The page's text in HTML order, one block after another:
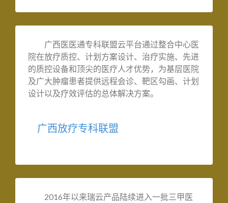
广西医医通专科联盟云平台通过整合中心医
院在放疗质控、计划方案设计、治疗实施、先进
的质控设备和顶尖的医疗人才优势，为基层医院
及广大肿瘤患者提供远程会诊、靶区勾画、计划
设计以及疗效评估的总体解决方案。
广西放疗专科联盟
2016年以来瑞云产品陆续进入一批三甲医